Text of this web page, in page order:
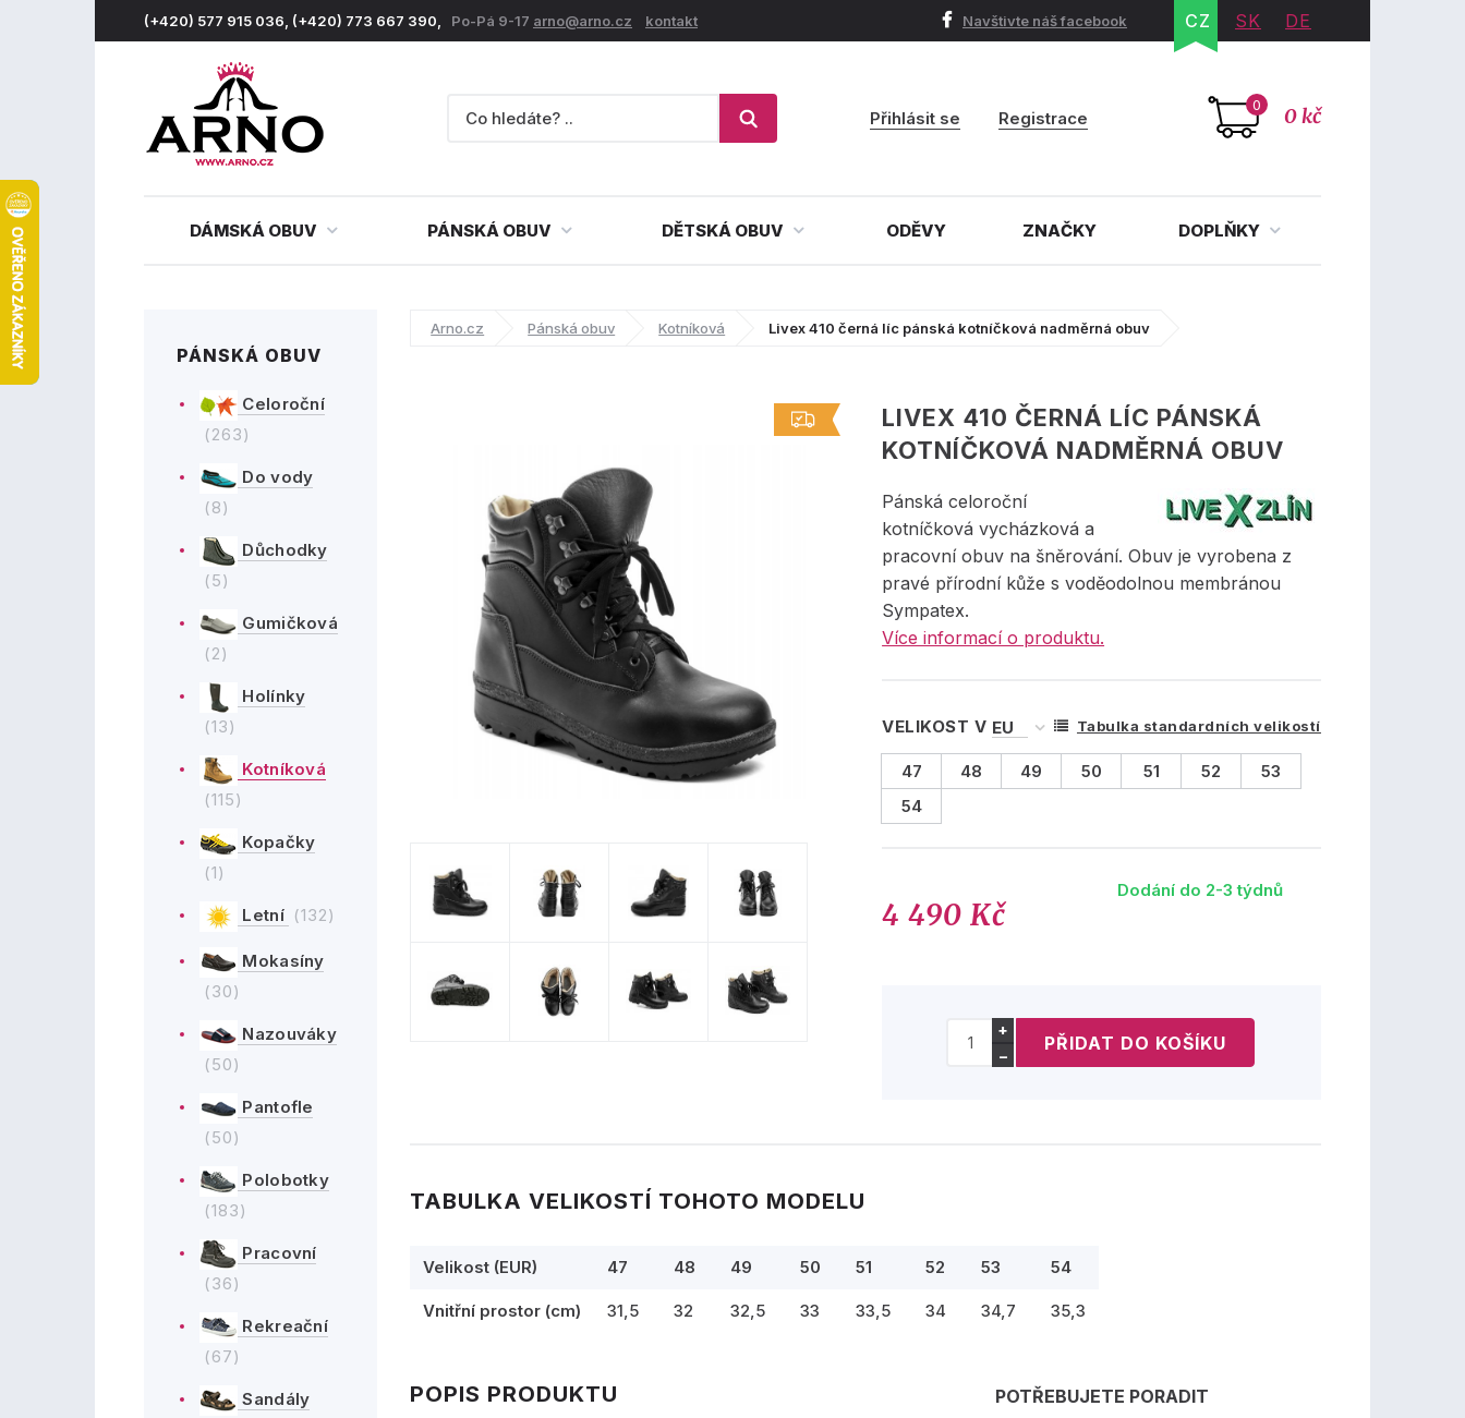
(+420) 577 915 036, (+420) 773 667 390, Po-Pá 9-17 arno@arno.cz kontakt Navštivte náš facebook CZ SK DE
0 0 kč
Přihlásit se Registrace
DÁMSKÁ OBUV PÁNSKÁ OBUV DĚTSKÁ OBUV ODĚVY ZNAČKY DOPLŇKY
PÁNSKÁ OBUV
Celoroční
(263)
Do vody
(8)
Důchodky
(5)
Gumičková
(2)
Holínky
(13)
Kotníková
(115)
Kopačky
(1)
Letní (132)
Mokasíny
(30)
Nazouváky
(50)
Pantofle
(50)
Polobotky
(183)
Pracovní
(36)
Rekreační
(67)
Sandály
Arno.cz Pánská obuv Kotníková Livex 410 černá líc pánská kotníčková nadměrná obuv
LIVEX 410 ČERNÁ LÍC PÁNSKÁ
KOTNÍČKOVÁ NADMĚRNÁ OBUV
Pánská celoroční
kotníčková vycházková a
pracovní obuv na šněrování. Obuv je vyrobena z
pravé přírodní kůže s voděodolnou membránou
Sympatex.
Více informací o produktu.
VELIKOST V Tabulka standardních velikostí
47 48 49 50 51 52
53
54
4 490 Kč
Dodání do 2-3 týdnů
+
−
TABULKA VELIKOSTÍ TOHOTO MODELU
Velikost (EUR) 47 48 49 50 51 52 53 54
Vnitřní prostor (cm) 31,5 32 32,5 33 33,5 34 34,7 35,3
POPIS PRODUKTU
POTŘEBUJETE PORADIT